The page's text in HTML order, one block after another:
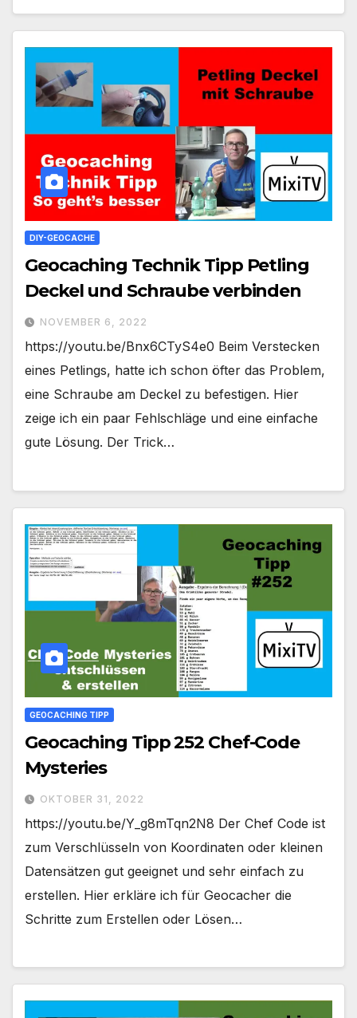
DIY-GEOCACHE
Geocaching Technik Tipp Petling
Deckel und Schraube verbinden
NOVEMBER 6, 2022
https://youtu.be/Bnx6CTyS4e0 Beim Verstecken
eines Petlings, hatte ich schon öfter das Problem,
eine Schraube am Deckel zu befestigen. Hier
zeige ich ein paar Fehlschläge und eine einfache
gute Lösung. Der Trick…
GEOCACHING TIPP
Geocaching Tipp 252 Chef-Code
Mysteries
OKTOBER 31, 2022
https://youtu.be/Y_g8mTqn2N8 Der Chef Code ist
zum Verschlüsseln von Koordinaten oder kleinen
Datensätzen gut geeignet und sehr einfach zu
erstellen. Hier erkläre ich für Geocacher die
Schritte zum Erstellen oder Lösen…